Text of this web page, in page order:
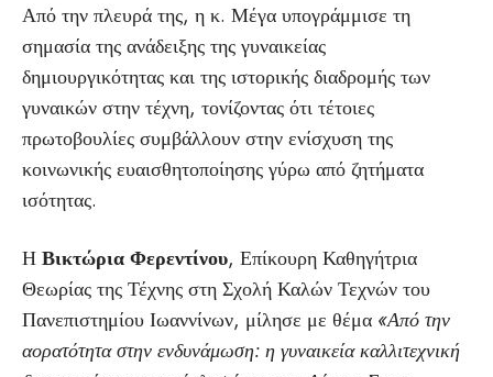
Από την πλευρά της, η κ. Μέγα υπογράμμισε τη
σημασία της ανάδειξης της γυναικείας
δημιουργικότητας και της ιστορικής διαδρομής των
γυναικών στην τέχνη, τονίζοντας ότι τέτοιες
πρωτοβουλίες συμβάλλουν στην ενίσχυση της
κοινωνικής ευαισθητοποίησης γύρω από ζητήματα
ισότητας.
ΗΒικτώρια Φερεντίνου, Επίκουρη Καθηγήτρια
Θεωρίας της Τέχνης στη Σχολή Καλών Τεχνών του
Πανεπιστημίου Ιωαννίνων, μίλησε με θέμα «Από την
αορατότητα στην ενδυνάμωση: η γυναικεία καλλιτεχνική